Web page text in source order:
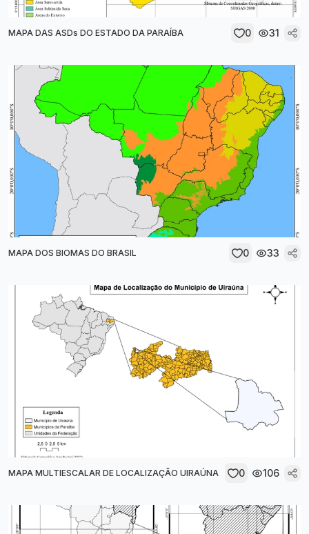
MAPA DAS ASDs DO ESTADO DA PARAÍBA 0 31
MAPA DOS BIOMAS DO BRASIL 0 33
MAPA MULTIESCALAR DE LOCALIZAÇÃO UIRAÚNA 0 106